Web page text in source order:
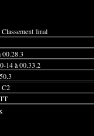
Classement final
14 à 00.33.2
C2